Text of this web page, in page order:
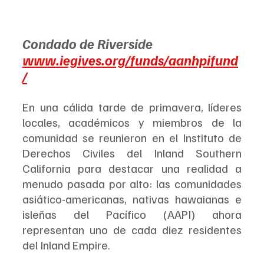
Condado de Riverside
www.iegives.org/funds/aanhpifund
/
En una cálida tarde de primavera, líderes
locales, académicos y miembros de la
comunidad se reunieron en el Instituto de
Derechos Civiles del Inland Southern
California para destacar una realidad a
menudo pasada por alto: las comunidades
asiático-americanas, nativas hawaianas e
isleñas del Pacífico (AAPI) ahora
representan uno de cada diez residentes
del Inland Empire.